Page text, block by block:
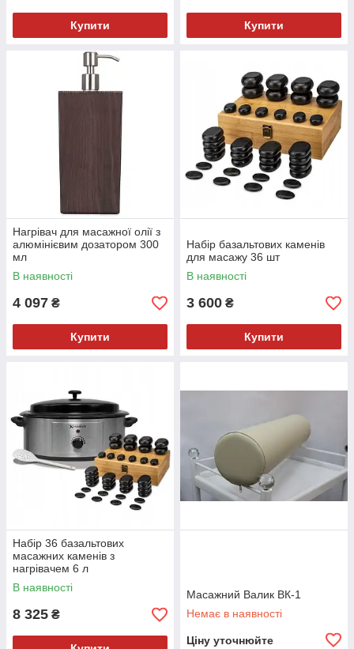
Купити Купити
Нагрівач для масажної олії з
алюмінієвим дозатором 300
мл
В наявності
4 097 ₴
Купити
Набір базальтових каменів
для масажу 36 шт
В наявності
3 600 ₴
Купити
Набір 36 базальтових
масажних каменів з
нагрівачем 6 л
В наявності
8 325 ₴
Масажний Валик ВК-1
Немає в наявності
Ціну уточнюйте